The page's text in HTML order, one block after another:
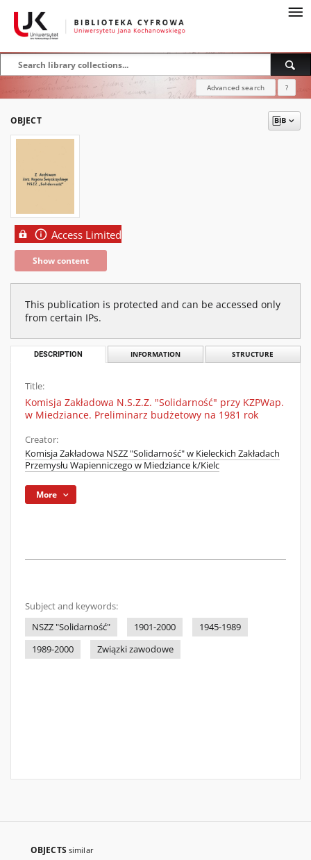
Advanced search ?
OBJECT
Access Limited
Show content
This publication is protected and can be accessed only
from certain IPs.
DESCRIPTION INFORMATION STRUCTURE
Title:
Komisja Zakładowa N.S.Z.Z. "Solidarność" przy KZPWap.
w Miedziance. Preliminarz budżetowy na 1981 rok
Creator:
Komisja Zakładowa NSZZ "Solidarność" w Kieleckich Zakładach
Przemysłu Wapienniczego w Miedziance k/Kielc
More
Subject and keywords:
NSZZ "Solidarność"
1901-2000
1945-1989
1989-2000
Związki zawodowe
OBJECTS similar